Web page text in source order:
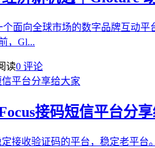
个面向全球市场的数字品牌互动
，Gl...
读0 评论
接码短信平台分
接收验证码的平台，稳定老平台